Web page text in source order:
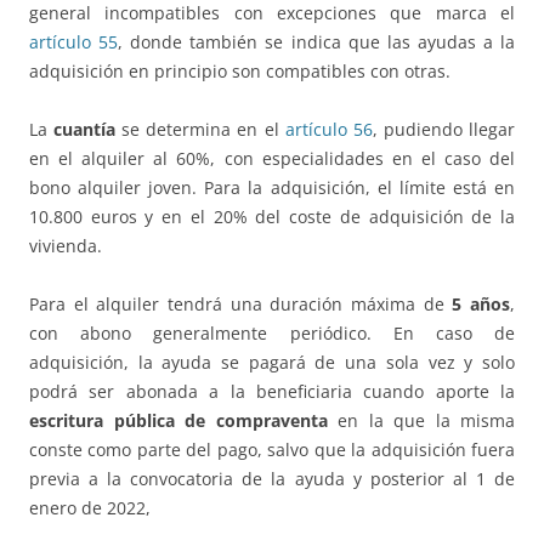
general incompatibles con excepciones que marca el
artículo 55, donde también se indica que las ayudas a la
adquisición en principio son compatibles con otras.
Lacuantía se determina en el artículo 56, pudiendo llegar
en el alquiler al 60%, con especialidades en el caso del
bono alquiler joven. Para la adquisición, el límite está en
10.800 euros y en el 20% del coste de adquisición de la
vivienda.
Para el alquiler tendrá una duración máxima de5 años,
con abono generalmente periódico. En caso de
adquisición, la ayuda se pagará de una sola vez y solo
podrá ser abonada a la beneficiaria cuando aporte la
escritura pública de compraventaen la que la misma
conste como parte del pago, salvo que la adquisición fuera
previa a la convocatoria de la ayuda y posterior al 1 de
enero de 2022,